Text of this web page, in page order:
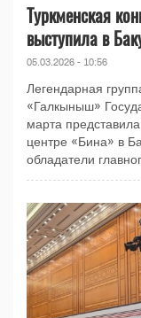
Туркменская
выступила в
05.03.2026 - 10:56
Легендарная
«Галкыныш»
марта
центре «Бина» в
обладатели